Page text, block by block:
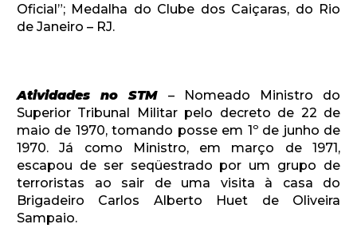
Oficial”; Medalha do Clube dos Caiçaras, do Rio
de Janeiro – RJ.
Atividades no STM – Nomeado Ministro do
Superior Tribunal Militar pelo decreto de 22 de
maio de 1970, tomando posse em 1º de junho de
1970. Já como Ministro, em março de 1971,
escapou de ser seqüestrado por um grupo de
terroristas ao sair de uma visita à casa do
Brigadeiro Carlos Alberto Huet de Oliveira
Sampaio.